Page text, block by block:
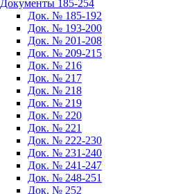
Документы 185-254
Док. № 185-192
Док. № 193-200
Док. № 201-208
Док. № 209-215
Док. № 216
Док. № 217
Док. № 218
Док. № 219
Док. № 220
Док. № 221
Док. № 222-230
Док. № 231-240
Док. № 241-247
Док. № 248-251
Док. № 252